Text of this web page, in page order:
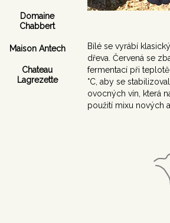
Domaine
Chabbert
Maison Antech
Chateau
Lagrezette
Bílé se vyrábí
dřeva. Červená se
fermentací při
°C, aby se
ovocných vín, která
použití mixu nových